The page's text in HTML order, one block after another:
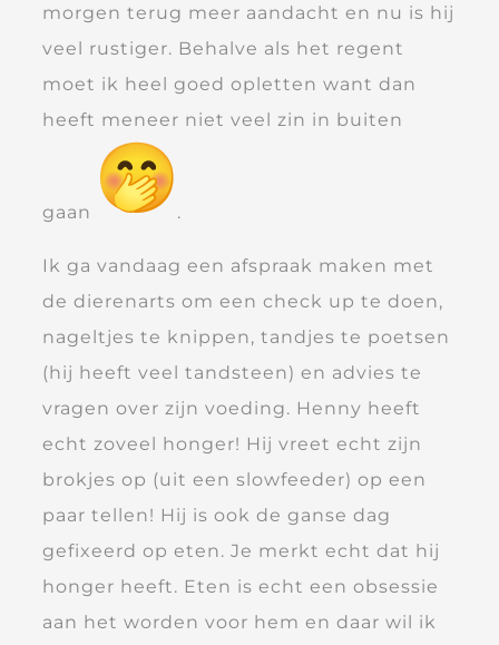
morgen terug meer aandacht en nu is hij
veel rustiger. Behalve als het regent
moet ik heel goed opletten want dan
heeft meneer niet veel zin in buiten
gaan .
Ik ga vandaag een afspraak maken met
de dierenarts om een check up te doen,
nageltjes te knippen, tandjes te poetsen
(hij heeft veel tandsteen) en advies te
vragen over zijn voeding. Henny heeft
echt zoveel honger! Hij vreet echt zijn
brokjes op (uit een slowfeeder) op een
paar tellen! Hij is ook de ganse dag
gefixeerd op eten. Je merkt echt dat hij
honger heeft. Eten is echt een obsessie
aan het worden voor hem en daar wil ik